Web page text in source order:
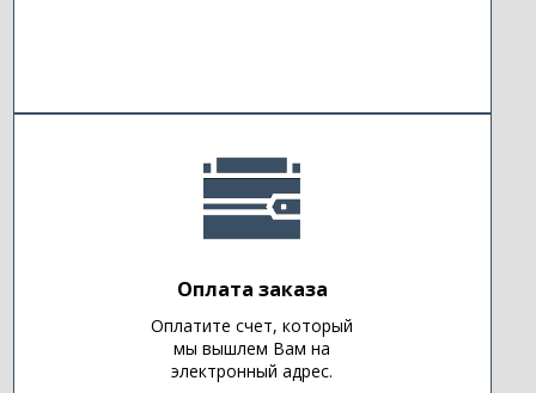
Оплата заказа
Оплатите счет, который
мы вышлем Вам на
электронный адрес.